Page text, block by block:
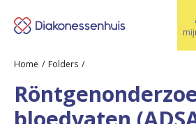
Home Folders